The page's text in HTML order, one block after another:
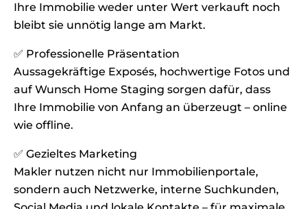
Ihre Immobilie weder unter Wert verkauft noch
bleibt sie unnötig lange am Markt.
✅ Professionelle Präsentation
Aussagekräftige Exposés, hochwertige Fotos und
auf Wunsch Home Staging sorgen dafür, dass
Ihre Immobilie von Anfang an überzeugt – online
wie offline.
✅ Gezieltes Marketing
Makler nutzen nicht nur Immobilienportale,
sondern auch Netzwerke, interne Suchkunden,